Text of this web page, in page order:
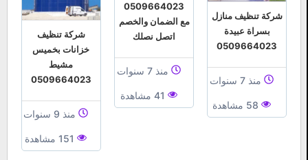
شركة تنظيف منازل
بسراة عبيدة
0509664023
منذ 7 سنوات
58 مشاهدة
0509664023
مع الضمان والخصم
اتصل نصلك
منذ 7 سنوات
شركة تنظيف
خزانات بخميس
مشيط
0509664023
منذ 9 سنوات
151 مشاهدة